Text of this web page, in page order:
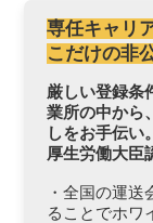
専任キャリ
こだけの非
厳しい登録条
業所の中から
しをお手伝い。
厚生労働大臣
・全国の運
ることでホワ